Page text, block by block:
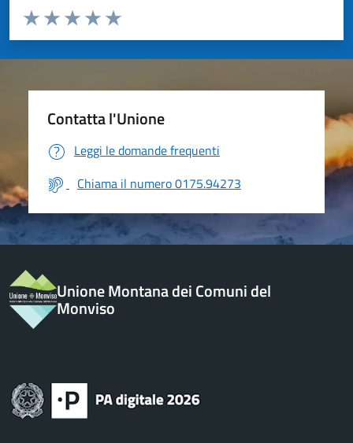
Valuta da 1 a 5 stelle la pagina
Valuta 5 stelle su 5
Valuta 4 stelle su 5
Valuta 3 stelle su 5
Valuta 2 stelle su 5
Valuta 1 stelle su 5
Contatta l'Unione
Leggi le domande frequenti
Chiama il numero 0175.94273
Unione Montana dei Comuni del
Monviso